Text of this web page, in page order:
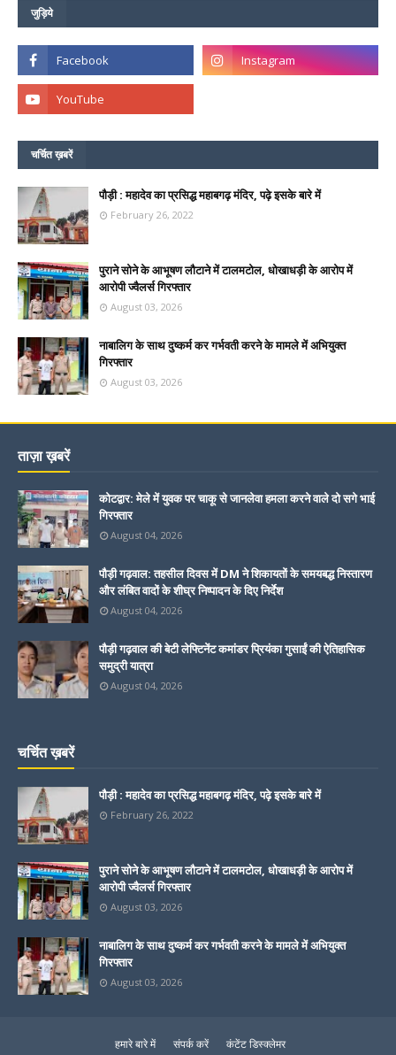
जुड़िये
चर्चित ख़बरें
पौड़ी : महादेव का प्रसिद्ध महाबगढ़ मंदिर, पढ़े इसके बारे में
February 26, 2022
पुराने सोने के आभूषण लौटाने में टालमटोल, धोखाधड़ी के आरोप में
आरोपी ज्वैलर्स गिरफ्तार
August 03, 2026
नाबालिग के साथ दुष्कर्म कर गर्भवती करने के मामले में अभियुक्त
गिरफ्तार
August 03, 2026
ताज़ा ख़बरें
कोटद्वार: मेले में युवक पर चाकू से जानलेवा हमला करने वाले दो सगे भाई
गिरफ्तार
August 04, 2026
पौड़ी गढ़वाल: तहसील दिवस में DM ने शिकायतों के समयबद्ध निस्तारण
और लंबित वादों के शीघ्र निष्पादन के दिए निर्देश
August 04, 2026
पौड़ी गढ़वाल की बेटी लेफ्टिनेंट कमांडर प्रियंका गुसाईं की ऐतिहासिक
समुद्री यात्रा
August 04, 2026
चर्चित ख़बरें
पौड़ी : महादेव का प्रसिद्ध महाबगढ़ मंदिर, पढ़े इसके बारे में
February 26, 2022
पुराने सोने के आभूषण लौटाने में टालमटोल, धोखाधड़ी के आरोप में
आरोपी ज्वैलर्स गिरफ्तार
August 03, 2026
नाबालिग के साथ दुष्कर्म कर गर्भवती करने के मामले में अभियुक्त
गिरफ्तार
August 03, 2026
हमारे बारे में संपर्क करें कंटेंट डिस्क्लेमर